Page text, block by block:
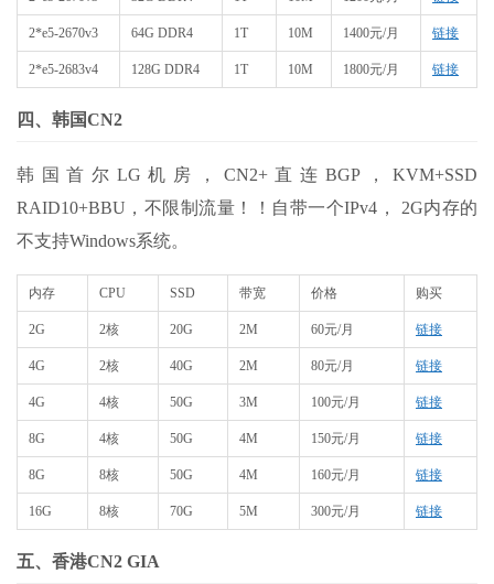
2*e5-2670v3 64G DDR4 1T 10M 1400元/月 链接
2*e5-2683v4 128G DDR4 1T 10M 1800元/月 链接
四、韩国CN2
韩国首尔LG机房，CN2+直连BGP，KVM+SSD
RAID10+BBU，不限制流量！！自带一个IPv4， 2G内存的
不支持Windows系统。
内存 CPU SSD 带宽 价格 购买
2G 2核 20G 2M 60元/月 链接
4G 2核 40G 2M 80元/月 链接
4G 4核 50G 3M 100元/月 链接
8G 4核 50G 4M 150元/月 链接
8G 8核 50G 4M 160元/月 链接
16G 8核 70G 5M 300元/月 链接
五、香港CN2 GIA